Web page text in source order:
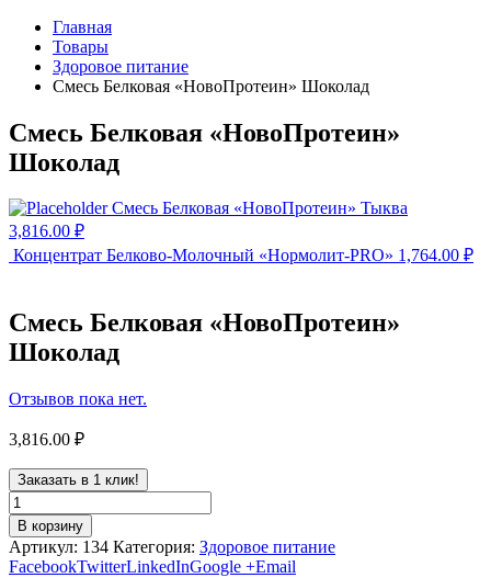
Главная
Товары
Здоровое питание
Смесь Белковая «НовоПротеин» Шоколад
Смесь Белковая «НовоПротеин»
Шоколад
Смесь Белковая «НовоПротеин» Тыква
3,816.00 ₽
Концентрат Белково-Молочный «Нормолит-PRO» 1,764.00 ₽
Смесь Белковая «НовоПротеин»
Шоколад
Отзывов пока нет.
3,816.00 ₽
Заказать в 1 клик!
В корзину
Артикул: 134 Категория: Здоровое питание
FacebookTwitterLinkedInGoogle +Email